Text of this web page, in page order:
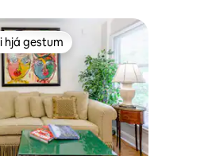
hjá gestum
hjá gestum